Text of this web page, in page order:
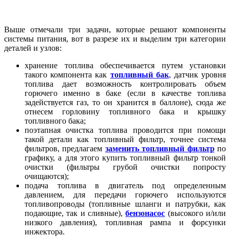
Выше отмечали три задачи, которые решают компоненты
системы питания, вот в разрезе их и выделим три категории
деталей и узлов:
хранение топлива обеспечивается путем установки
такого компонента как топливный бак, датчик уровня
топлива дает возможность контролировать объем
горючего именно в баке (если в качестве топлива
задействуется газ, то он хранится в баллоне), сюда же
отнесем горловину топливного бака и крышку
топливного бака;
поэтапная очистка топлива проводится при помощи
такой детали как топливный фильтр, точнее система
фильтров, предлагаем заменить топливный фильтрпо
графику, а для этого купить топливный фильтр тонкой
очистки (фильтры грубой очистки попросту
очищаются);
подача топлива в двигатель под определенным
давлением, для передачи горючего используются
топливопроводы (топливные шланги и патрубки, как
подающие, так и сливные), бензонасос (высокого и/или
низкого давления), топливная рампа и форсунки
инжектора.